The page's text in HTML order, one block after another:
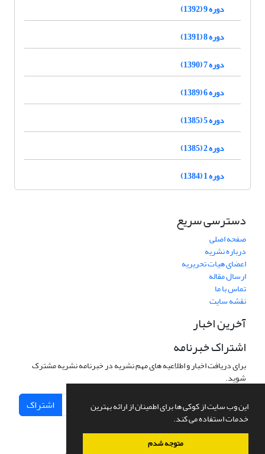
این وب سایت از کوکی ها برای اطمینان از ارائه بهترین
خدمات استفاده می کند.
متوجه شدم
دوره 9 (1392)
دوره 8 (1391)
دوره 7 (1390)
دوره 6 (1389)
دوره 5 (1385)
دوره 2 (1385)
دوره 1 (1384)
دسترسی سریع
صفحه اصلی
درباره نشریه
اعضای هیات تحریریه
ارسال مقاله
تماس با ما
نقشه سایت
آخرین اخبار
اشتراک خبرنامه
برای دریافت اخبار و اطلاعیه های مهم نشریه در خبرنامه نشریه مشترک
شوید.
اشتراک